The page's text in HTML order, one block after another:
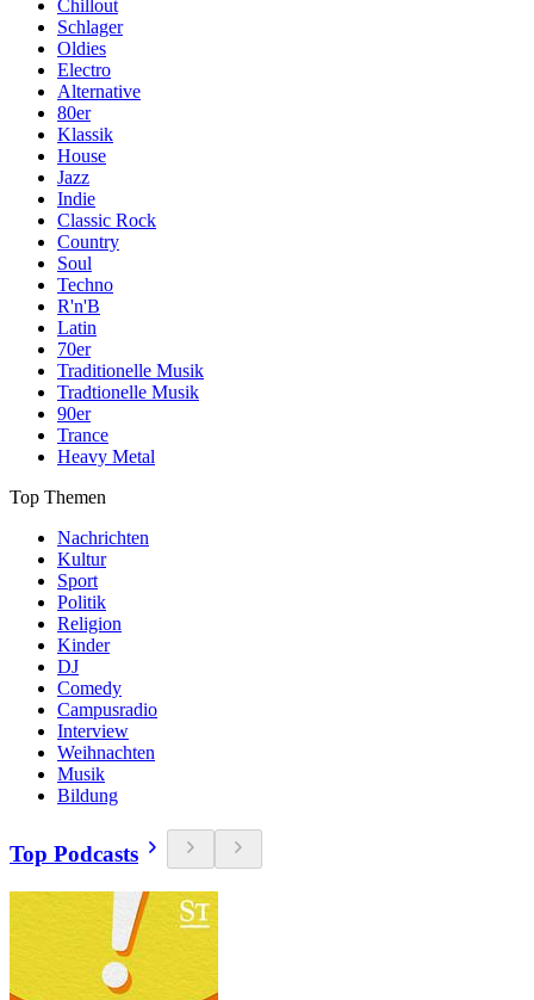
Chillout
Schlager
Oldies
Electro
Alternative
80er
Klassik
House
Jazz
Indie
Classic Rock
Country
Soul
Techno
R'n'B
Latin
70er
Traditionelle Musik
Tradtionelle Musik
90er
Trance
Heavy Metal
Top Themen
Nachrichten
Kultur
Sport
Politik
Religion
Kinder
DJ
Comedy
Campusradio
Interview
Weihnachten
Musik
Bildung
Top Podcasts